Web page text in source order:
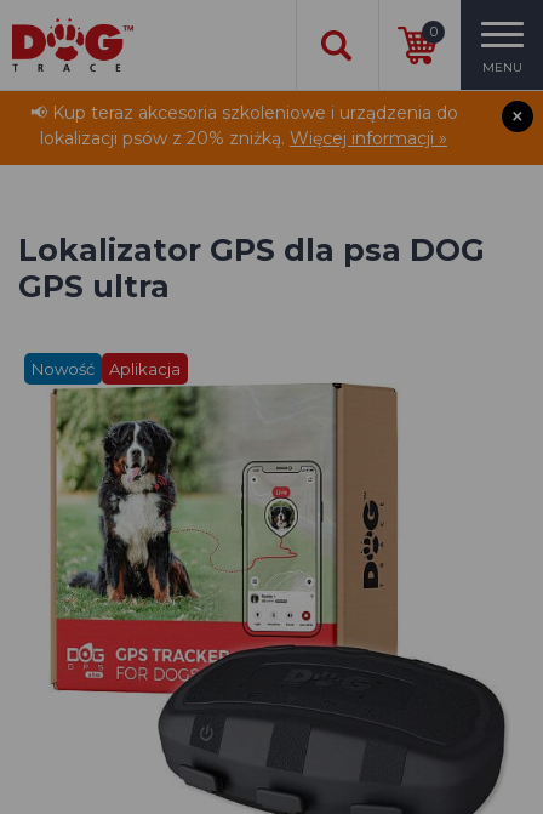
0
MENU
📢 Kup teraz akcesoria szkoleniowe i urządzenia do
lokalizacji psów z 20% zniżką. Więcej informacji »
Lokalizator GPS dla psa DOG
GPS ultra
Nowość Aplikacja